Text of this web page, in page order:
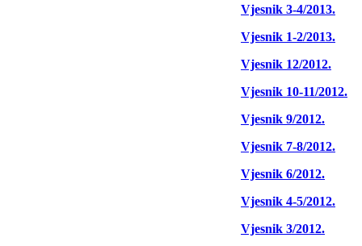
Vjesnik 3-4/2013.
Vjesnik 1-2/2013.
Vjesnik 12/2012.
Vjesnik 10-11/2012.
Vjesnik 9/2012.
Vjesnik 7-8/2012.
Vjesnik 6/2012.
Vjesnik 4-5/2012.
Vjesnik 3/2012.